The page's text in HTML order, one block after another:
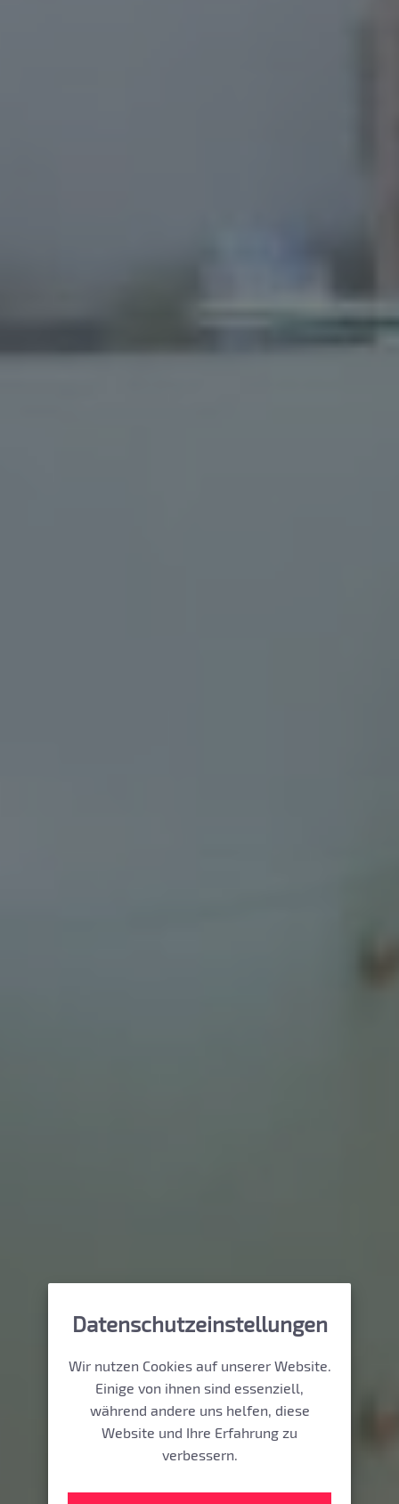
Datenschutzeinstellungen
Wir nutzen Cookies auf unserer Website.
Einige von ihnen sind essenziell,
während andere uns helfen, diese
Website und Ihre Erfahrung zu
verbessern.